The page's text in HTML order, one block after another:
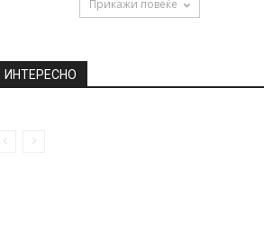
ВАКЦИНИРАНИТЕ ЌЕ ИМААТ
December 25, 2020